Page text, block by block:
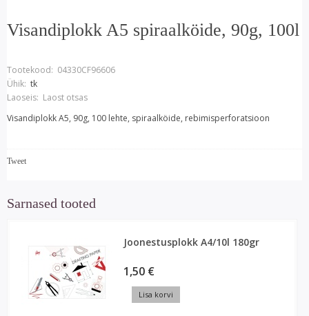
Visandiplokk A5 spiraalköide, 90g, 100l
Tootekood: 04330CF96606
Ühik: tk
Laoseis: Laost otsas
Visandiplokk A5, 90g, 100 lehte, spiraalköide, rebimisperforatsioon
Tweet
Sarnased tooted
Joonestusplokk A4/10l 180gr
1,50 €
Lisa korvi